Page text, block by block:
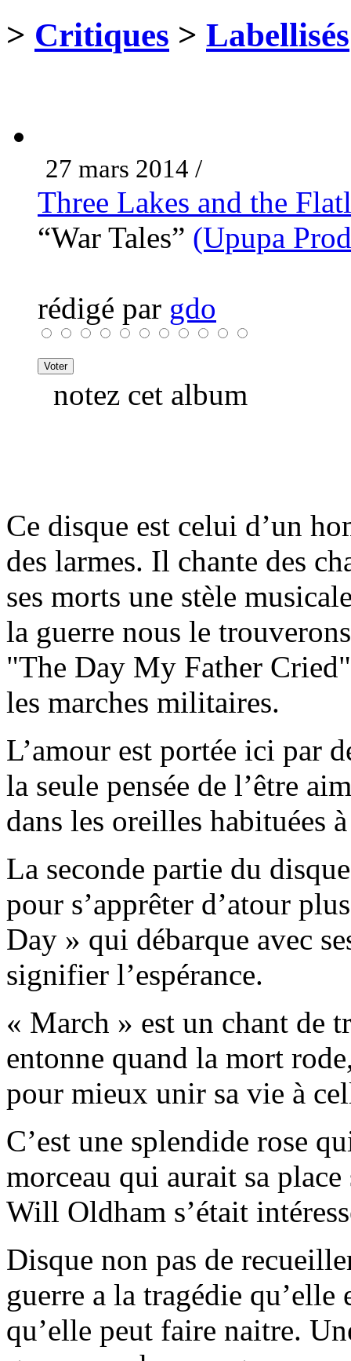
> Critiques > Labellisés
27 mars 2014 /
Three Lakes and the
“War Tales” (Upupa
rédigé par gdo
notez cet album
Ce disque est celui d’un
des larmes. Il chante des
ses morts une stèle
la guerre nous le
"The Day My Father
les marches militaires.
L’amour est portée ici par
la seule pensée de l’être
dans les oreilles habituées
La seconde partie du
pour s’apprêter d’atour
Day » qui débarque avec
signifier l’espérance.
« March » est un chant de
entonne quand la mort
pour mieux unir sa vie à
C’est une splendide rose
morceau qui aurait sa
Will Oldham s’était
Disque non pas de
guerre a la tragédie qu’elle
qu’elle peut faire naitre.